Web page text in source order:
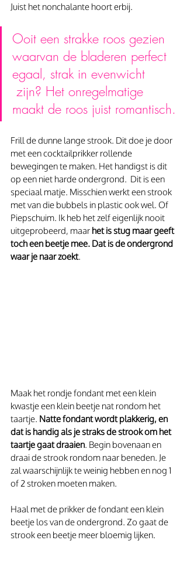
Juist het nonchalante hoort erbij.
Ooit een strakke roos gezien
waarvan de bladeren perfect
egaal, strak in evenwicht
zijn? Het onregelmatige
maakt de roos juist romantisch.
Frill de dunne lange strook. Dit doe je door
met een cocktailprikker rollende
bewegingen te maken. Het handigst is dit
op een niet harde ondergrond.  Dit is een
speciaal matje. Misschien werkt een strook
met van die bubbels in plastic ook wel. Of
Piepschuim. Ik heb het zelf eigenlijk nooit
uitgeprobeerd, maar het is stug maar geeft
toch een beetje mee. Dat is de ondergrond
waar je naar zoekt.
Maak het rondje fondant met een klein
kwastje een klein beetje nat rondom het
taartje. Natte fondant wordt plakkerig, en
dat is handig als je straks de strook om het
taartje gaat draaien. Begin bovenaan en
draai de strook rondom naar beneden. Je
zal waarschijnlijk te weinig hebben en nog 1
of 2 stroken moeten maken.
Haal met de prikker de fondant een klein
beetje los van de ondergrond. Zo gaat de
strook een beetje meer bloemig lijken.